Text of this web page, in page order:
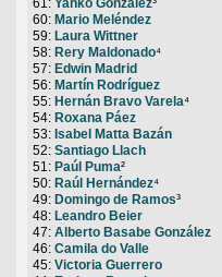
61: Yanko González³
60: Mario Meléndez
59: Laura Wittner
58: Rery Maldonado⁴
57: Edwin Madrid
56: Martín Rodríguez
55: Hernán Bravo Varela⁴
54: Roxana Páez
53: Isabel Matta Bazán
52: Santiago Llach
51: Paúl Puma²
50: Raúl Hernández⁴
49: Domingo de Ramos³
48: Leandro Beier
47: Alberto Basabe González
46: Camila do Valle
45: Victoria Guerrero